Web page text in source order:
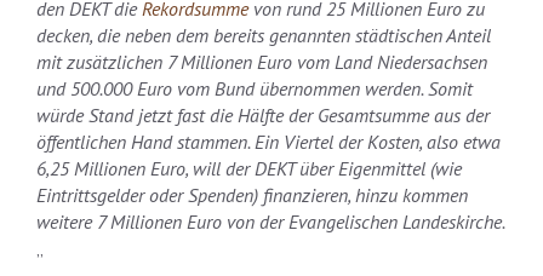
den DEKT dieRekordsummevon rund 25 Millionen Euro zu
decken, die neben dem bereits genannten städtischen Anteil
mit zusätzlichen 7 Millionen Euro vom Land Niedersachsen
und 500.000 Euro vom Bund übernommen werden. Somit
würde Stand jetzt fast die Hälfte der Gesamtsumme aus der
öffentlichen Hand stammen. Ein Viertel der Kosten, also etwa
6,25 Millionen Euro, will der DEKT über Eigenmittel (wie
Eintrittsgelder oder Spenden) finanzieren, hinzu kommen
weitere 7 Millionen Euro von der Evangelischen Landeskirche.
„